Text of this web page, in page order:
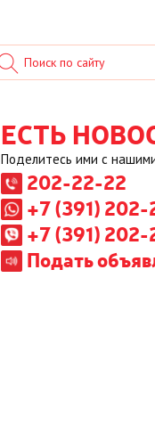
ЕСТЬ
Поделитесь ими с
202-22-22
+7 (391)
+7 (391)
Подать